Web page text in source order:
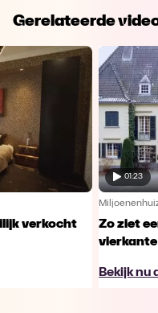
Gerelateerde
verkocht
01:23
Zo ziet
Bekijk nu